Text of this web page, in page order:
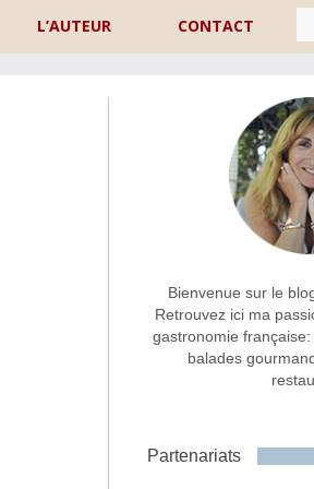
L’AUTEUR CONTACT
Nom
Commentaire ou message *
Bienvenue sur le
Retrouvez ici ma
gastronomie
balades
Partenariats